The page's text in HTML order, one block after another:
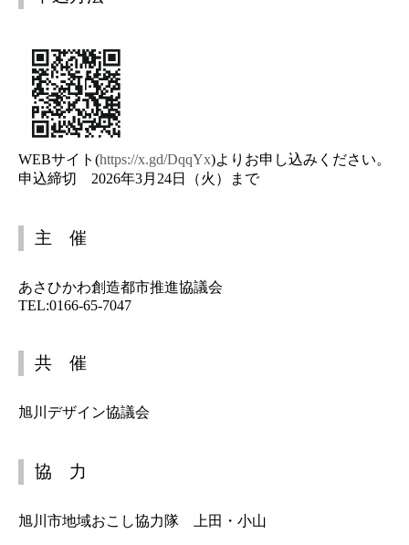
WEBサイト(https://x.gd/DqqYx)よりお申し込みください。
申込締切 2026年3月24日（火）まで
主 催
あさひかわ創造都市推進協議会
TEL:0166-65-7047
共 催
旭川デザイン協議会
協 力
旭川市地域おこし協力隊 上田・小山